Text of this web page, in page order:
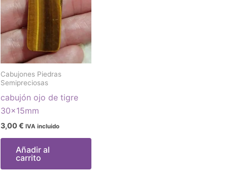
Cabujones Piedras
Semipreciosas
cabujón ojo de tigre
30x15mm
3,00 € IVA incluido
Añadir al
carrito